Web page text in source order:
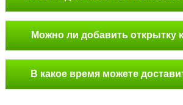
Можно ли добавить открытку
В какое время можете